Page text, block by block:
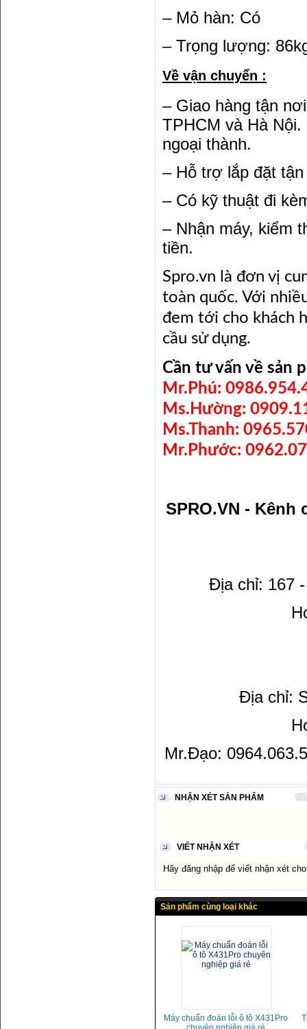
– Mỏ hàn: Có
– Trọng lượng:
Về vận chuyển :
– Giao hàng tận
TPHCM và Hà
ngoại thành.
– Hỗ trợ lắp đặt
– Có kỹ thuật đi
– Nhận máy, kiểm
tiền.
Spro.vn là đơn vị
toàn quốc. Với
đem tới cho khách
cầu sử dụng.
Cần tư vấn về sản
Mr.Phú:
Ms.Hường:
Ms.Thanh:
Mr.Phước:
SPRO.VN -
Địa chỉ: 167
Địa chỉ:
Mr.Đạo:
NHẬN XÉT SẢN PHẨM
VIẾT NHẬN XÉT
Hãy đăng nhập để viết nhận xét
Sản phẩm cùng loại khác
Máy chuẩn đoán lỗi ô tô X431Pro